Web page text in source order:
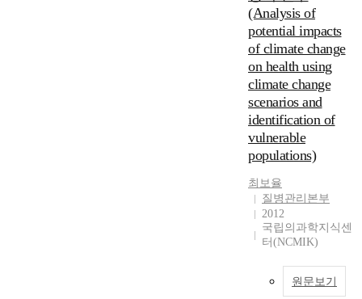
(Analysis of
potential impacts
of climate change
on health using
climate change
scenarios and
identification of
vulnerable
populations)
최보율
질병관리본부
2012
국립의과학지식센
터(NCMIK)
원문보기